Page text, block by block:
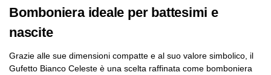
Bomboniera ideale per battesimi e
nascite
Grazie alle sue dimensioni compatte e al suo valore simbolico, il
Gufetto Bianco Celeste è una scelta raffinata come bomboniera